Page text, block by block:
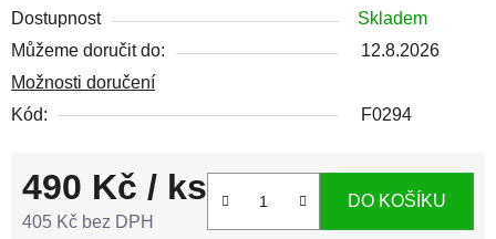
Dostupnost
Skladem
Můžeme doručit do:
12.8.2026
Možnosti doručení
Kód:
F0294
490 Kč / ks
405 Kč bez DPH
DO KOŠÍKU